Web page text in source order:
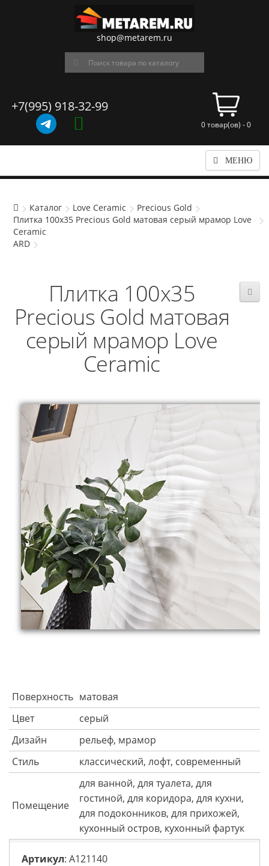
shop@metarem.ru
+7(995) 918-32-99
0 товар(ов) - 0
МЕНЮ
Каталог Love Ceramic
Precious Gold
Плитка 100x35 Precious Gold матовая серый мрамор Love
Ceramic
ARD
Плитка 100x35
Precious Gold матовая
серый мрамор Love
Ceramic
Поверхность матовая
Цвет
серый
Дизайн
рельеф, мрамор
Стиль
классический, лофт, современный
Помещение
для ванной, для туалета, для
гостиной, для коридора, для кухни,
для подоконников, для прихожей,
кухонный остров, кухонный фартук
Артикул: A121140